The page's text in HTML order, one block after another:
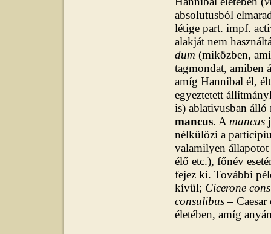
absolutusból
létige part. impf.
alakját nem
dum (miközben,
tagmondat, amiben
amíg Hannibal él,
egyeztetett
is) ablativusban
mancus. A mancus
nélkülözi a
valamilyen
élő etc.), főnév
fejez ki. További
kívül; Cicerone
consulibus–
életében, amíg